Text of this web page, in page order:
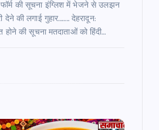
की सूचना इंग्लिश में भेजने से उलझन
देने की लगाई गुहार…….. देहरादून:
की सूचना मतदाताओं को हिंदी…